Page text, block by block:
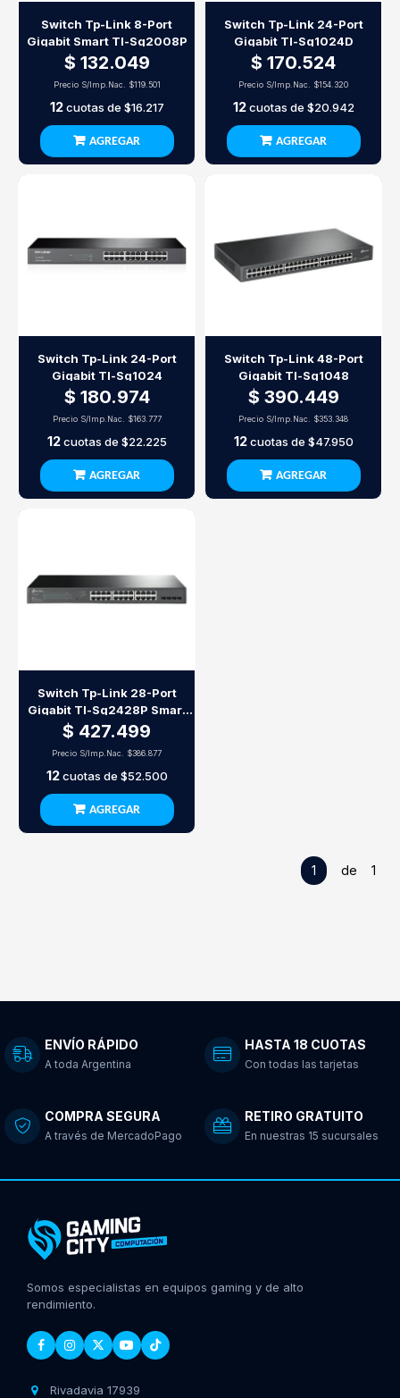
Switch Tp-Link 8-Port
Gigabit Smart Tl-Sg2008P
$ 132.049
Precio S/Imp.Nac. $119.501
12cuotas de $16.217
AGREGAR
Switch Tp-Link 24-Port
Gigabit Tl-Sg1024D
$ 170.524
Precio S/Imp.Nac. $154.320
12cuotas de $20.942
AGREGAR
Switch Tp-Link 24-Port
Gigabit Tl-Sg1024
$ 180.974
Precio S/Imp.Nac. $163.777
12cuotas de $22.225
AGREGAR
Switch Tp-Link 48-Port
Gigabit Tl-Sg1048
$ 390.449
Precio S/Imp.Nac. $353.348
12cuotas de $47.950
AGREGAR
Switch Tp-Link 28-Port
Gigabit Tl-Sg2428P Smart
Switch With 24-Port Poe+
$ 427.499
Precio S/Imp.Nac. $386.877
12cuotas de $52.500
AGREGAR
1 de 1
ENVÍO RÁPIDO
A toda Argentina
HASTA 18 CUOTAS
Con todas las tarjetas
COMPRA SEGURA
A través de MercadoPago
RETIRO GRATUITO
En nuestras 15 sucursales
Somos especialistas en equipos gaming y de alto
rendimiento.
Rivadavia 17939